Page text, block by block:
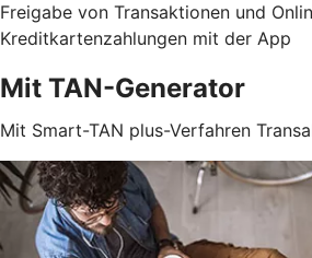
Freigabe von Transaktionen und
Kreditkartenzahlungen mit der App
Mit TAN-Generator
Mit Smart-TAN plus-Verfahren